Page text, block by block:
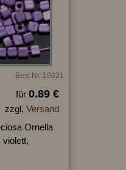
Best.Nr.:19321
für 0.89 €
zzgl. Versand
Ornella
violett,